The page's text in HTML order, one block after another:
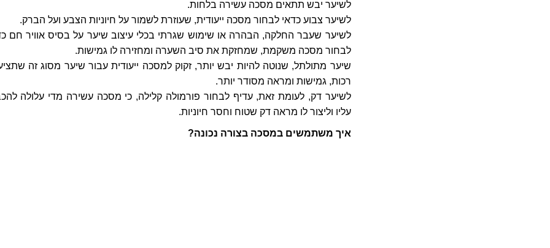
לשיער יבש תתאים מסכה עשירה בלחות.
לשיער צבוע כדאי לבחור מסכה ייעודית, שעוזרת לשמור על חיוניות הצבע ועל הברק.
לשיער שעבר החלקה, הבהרה או שימוש שגרתי בכלי עיצוב שיער על בסיס אוויר חם
לבחור מסכה משקמת, שמחזקת את סיב השערה ומחזירה לו גמישות.
שיער מתולתל, שנוטה להיות יבש יותר, זקוק למסכה ייעודית עבור שיער מסוג זה
רכות, גמישות ומראה מסודר יותר.
לשיער דק, לעומת זאת, עדיף לבחור פורמולה קלילה, כי מסכה עשירה מדי עלולה
עליו וליצור לו מראה דק שטוח וחסר חיוניות.
איך משתמשים במסכה בצורה נכונה?